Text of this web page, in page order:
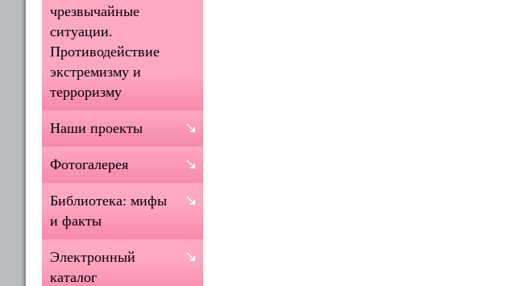
чрезвычайные
ситуации.
Противодействие
экстремизму и
терроризму
Наши проекты
Фотогалерея
Библиотека: мифы
и факты
Электронный
каталог